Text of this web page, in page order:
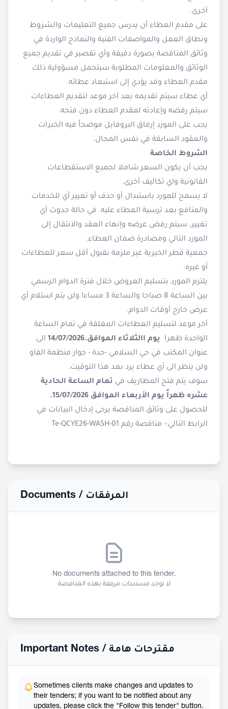
أخرى.
على مقدم العطاء أن يدرس جميع التعليمات والشروط
ونطاق العمل والمواصفات الفنية والنماذج الواردة في
وثائق المناقصة بصورة دقيقة وأي تقصير في تقديم جميع
الوثائق والمعلومات المطلوبة سيتحمل مسؤولية ذلك
مقدم العطاء وقد يؤدي إلى استبعاد عطائه.
أي عطاء سيتم تقديمه بعد آخر موعد لتقديم العطاءات
سيتم رفضه وإعادته لمقدم العطاء دون فتحه.
يجب على المورد إرفاق البروفايل موضحاً فيه الخبرات
والعقود السابقة في نفس المجال.
الشروط الخاصة
يجب أن يكون السعر شاملا لجميع الاستقطاعات
القانونية واي تكاليف أخرى.
لا يسمح للمورد باستبدال أو حذف أو تغيير أي للخدمات
والمنافع بعد ترسية العطاء عليه. في حالة حدوث أي
تغيير، سيتم رفض عرضه وإنهاء العقد والانتقال إلى
المورد التالي ومصادرة ضمان العطاء.
جمعية قطر الخيرية غير ملزمة بقبول أقل سعر للعطاءات
أو غيره.
يلتزم المورد بتسليم العروض خلال فترة الدوام الرسمي
بين الساعة 8 صباحا والساعة 3 مساءا ولن يتم استلام أي
عرض خارج أوقات الدوام.
أخر موعد لتسليم العطاءات المغلقة في تمام الساعة
الواحدة ظهرا
يوم االثلاثاء الموافق.14/07/2026
الى
عنوان المكتب في حي السلامي -حدة - جوار منظمة الفاو
ولن ينظر الى أي عطاء يرد بعد هذا التوقيت.
سوف يتم فتح المظاريف في تمام الساعة الحادية
عشره ظهراً يوم الأربعاء الموافق 15/07/2026.
للحصول على وثائق المناقصة يرجى إدخال البيانات في
الرابط التالي:- مناقصة رقم Te-QCYE26-WASH-01
Documents / المرفقات
No documents attached to this tender.
لا توجد مستندات مرفقة بهذه المناقصة
Important Notes / مقترحات هامة
Sometimes clients make changes and updates to
their tenders; if you want to be notified about any
updates, please click the "Follow this tender" button.